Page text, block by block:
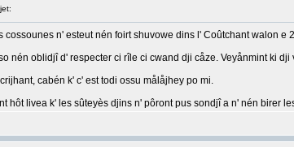
n' esteut nén foirt shuvowe dins l' Coûtchant walon e
nén oblidjî d' respecter ci rîle ci cwand dji cåze. Veyånmint ki dji
cabén k' c' est todi ossu målåjhey po mi.
hôt livea k' les sûteyès djins n' pôront pus sondjî a n' nén birer